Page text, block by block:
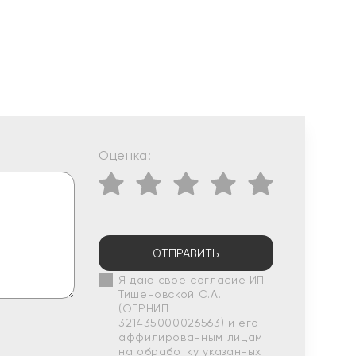
Оценка:
ОТПРАВИТЬ
Я даю свое согласие ИП
Тишеновской О.А.
(ОГРНИП
321435000026563) и его
аффилированным лицам
на обработку указанных